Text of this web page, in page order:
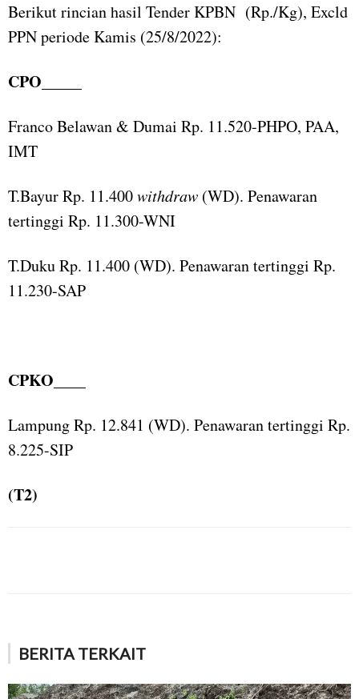
Berikut rincian hasil Tender KPBN (Rp./Kg), Excld
PPN periode Kamis (25/8/2022):
CPO_____
Franco Belawan & Dumai Rp. 11.520-PHPO, PAA,
IMT
T.Bayur Rp. 11.400withdraw (WD). Penawaran
tertinggi Rp. 11.300-WNI
T.Duku Rp. 11.400 (WD). Penawaran tertinggi Rp.
11.230-SAP
CPKO____
Lampung Rp. 12.841 (WD). Penawaran tertinggi Rp.
8.225-SIP
(T2)
BERITA TERKAIT